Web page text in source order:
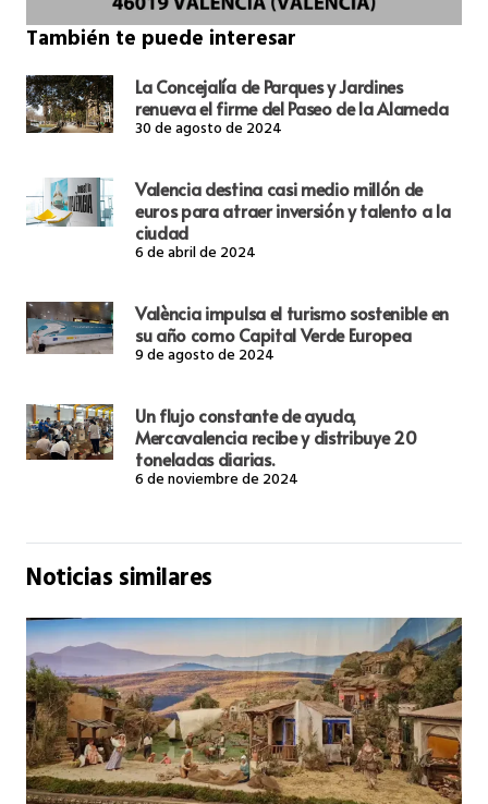
También te puede interesar
La Concejalía de Parques y Jardines
renueva el firme del Paseo de la Alameda
30 de agosto de 2024
Valencia destina casi medio millón de
euros para atraer inversión y talento a la
ciudad
6 de abril de 2024
València impulsa el turismo sostenible en
su año como Capital Verde Europea
9 de agosto de 2024
Un flujo constante de ayuda,
Mercavalencia recibe y distribuye 20
toneladas diarias.
6 de noviembre de 2024
Noticias similares